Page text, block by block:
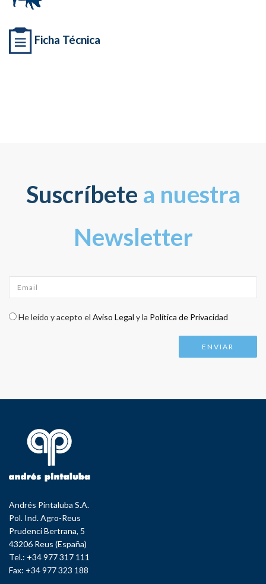
Ficha Técnica
Suscríbete a nuestra
Newsletter
Check legal*
He leído y acepto el Aviso Legal y la Política de Privacidad
Andrés Pintaluba S.A.
Pol. Ind. Agro-Reus
Prudenci Bertrana, 5
43206 Reus (España)
Tel.: +34 977 317 111
Fax: +34 977 323 188